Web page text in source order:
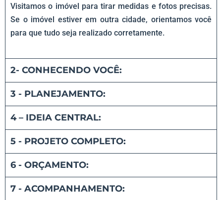
Visitamos o imóvel para tirar medidas e fotos precisas.
Se o imóvel estiver em outra cidade, orientamos você
para que tudo seja realizado corretamente.
2- CONHECENDO VOCÊ:
3 - PLANEJAMENTO:​
4 – IDEIA CENTRAL:
5 - PROJETO COMPLETO:
6 - ORÇAMENTO:​
7 - ACOMPANHAMENTO:​